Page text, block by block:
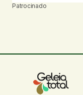
Patrocinado